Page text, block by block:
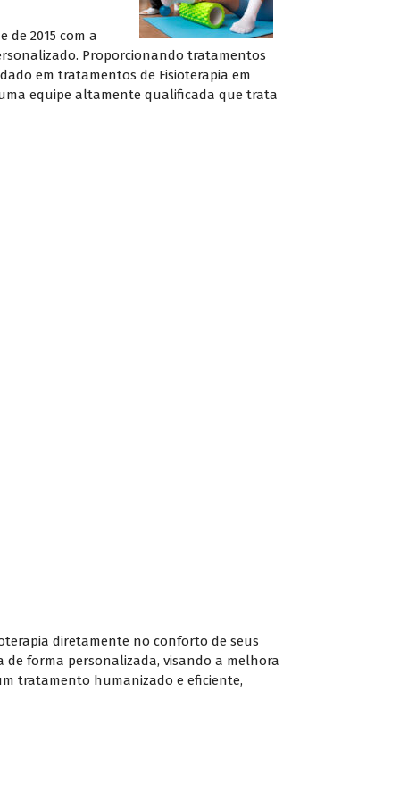
de 2015 com a
Proporcionando tratamentos
em tratamentos de Fisioterapia em
uma equipe altamente qualificada que trata
diretamente no conforto de seus
de forma personalizada, visando a melhora
tratamento humanizado e eficiente,